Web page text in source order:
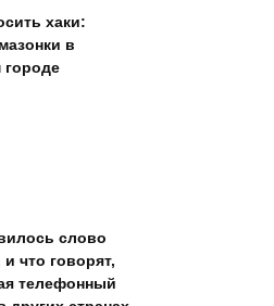
хаки:
в
слово
что говорят,
телефонный